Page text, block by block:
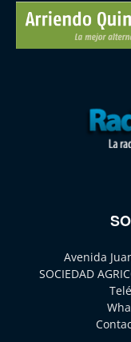
Avenida
SOCIEDAD